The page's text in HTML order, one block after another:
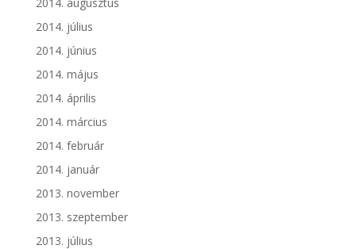
2014. július
2014. június
2014. május
2014. április
2014. március
2014. február
2014. január
2013. november
2013. szeptember
2013. július